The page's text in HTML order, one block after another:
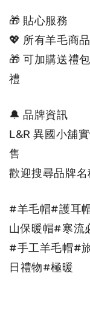
🎁 貼心服務
💖 所有羊毛商
🎁 可加購送禮
禮
🔔 品牌資訊
L&R 異國小舖
售
歡迎搜尋品牌
#羊毛帽#護耳
山保暖帽#寒流
#手工羊毛帽#
日禮物#極暖